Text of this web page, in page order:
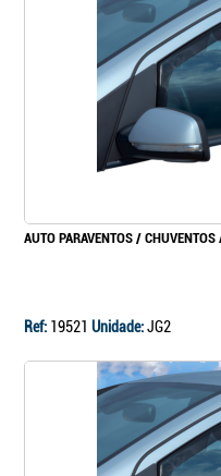
AUTO PARAVENTOS /
Ref: 19521 Unidade:JG2